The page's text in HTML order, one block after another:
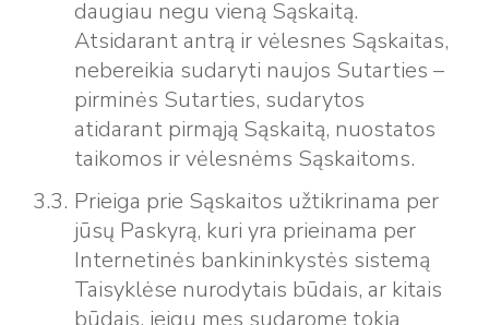
daugiau negu vieną Sąskaitą.
Atsidarant antrą ir vėlesnes Sąskaitas,
nebereikia sudaryti naujos Sutarties –
pirminės Sutarties, sudarytos
atidarant pirmąją Sąskaitą, nuostatos
taikomos ir vėlesnėms Sąskaitoms.
Prieiga prie Sąskaitos užtikrinama per
jūsų Paskyrą, kuri yra prieinama per
Internetinės bankininkystės sistemą
Taisyklėse nurodytais būdais, ar kitais
būdais, jeigu mes sudarome tokią